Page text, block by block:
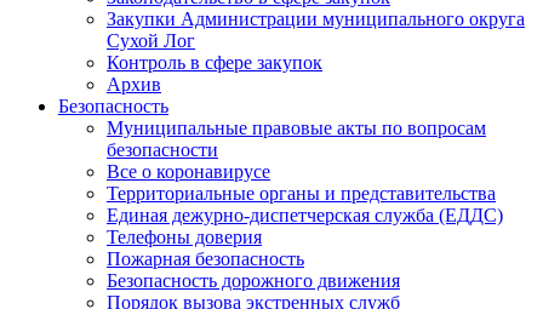
Закупки Администрации муниципального округа
Сухой Лог
Контроль в сфере закупок
Архив
Безопасность
Муниципальные правовые акты по вопросам
безопасности
Все о коронавирусе
Территориальные органы и представительства
Единая дежурно-диспетчерская служба (ЕДДС)
Телефоны доверия
Пожарная безопасность
Безопасность дорожного движения
Порядок вызова экстренных служб